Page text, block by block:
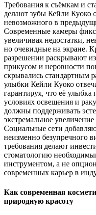
Требования к съёмкам и
делают зубы Кейли Куоко
невозможного в
Современные камеры
увеличивая недостатки,
но очевидные на экране.
разрешении раскрывают
прикусом и неровности
скрывались стандартным
улыбки Кейли Куоко
гарантируя, что её
условиях освещения и
должны поддерживать
экстремальное
Социальные сети
неизменно безупречного
требования делают
стоматологию
инструментом, а не
современных карьер в
Как современная
природную красоту